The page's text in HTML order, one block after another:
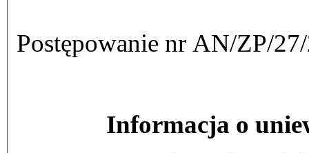
Postępowanie nr AN/ZP/
Informacja o